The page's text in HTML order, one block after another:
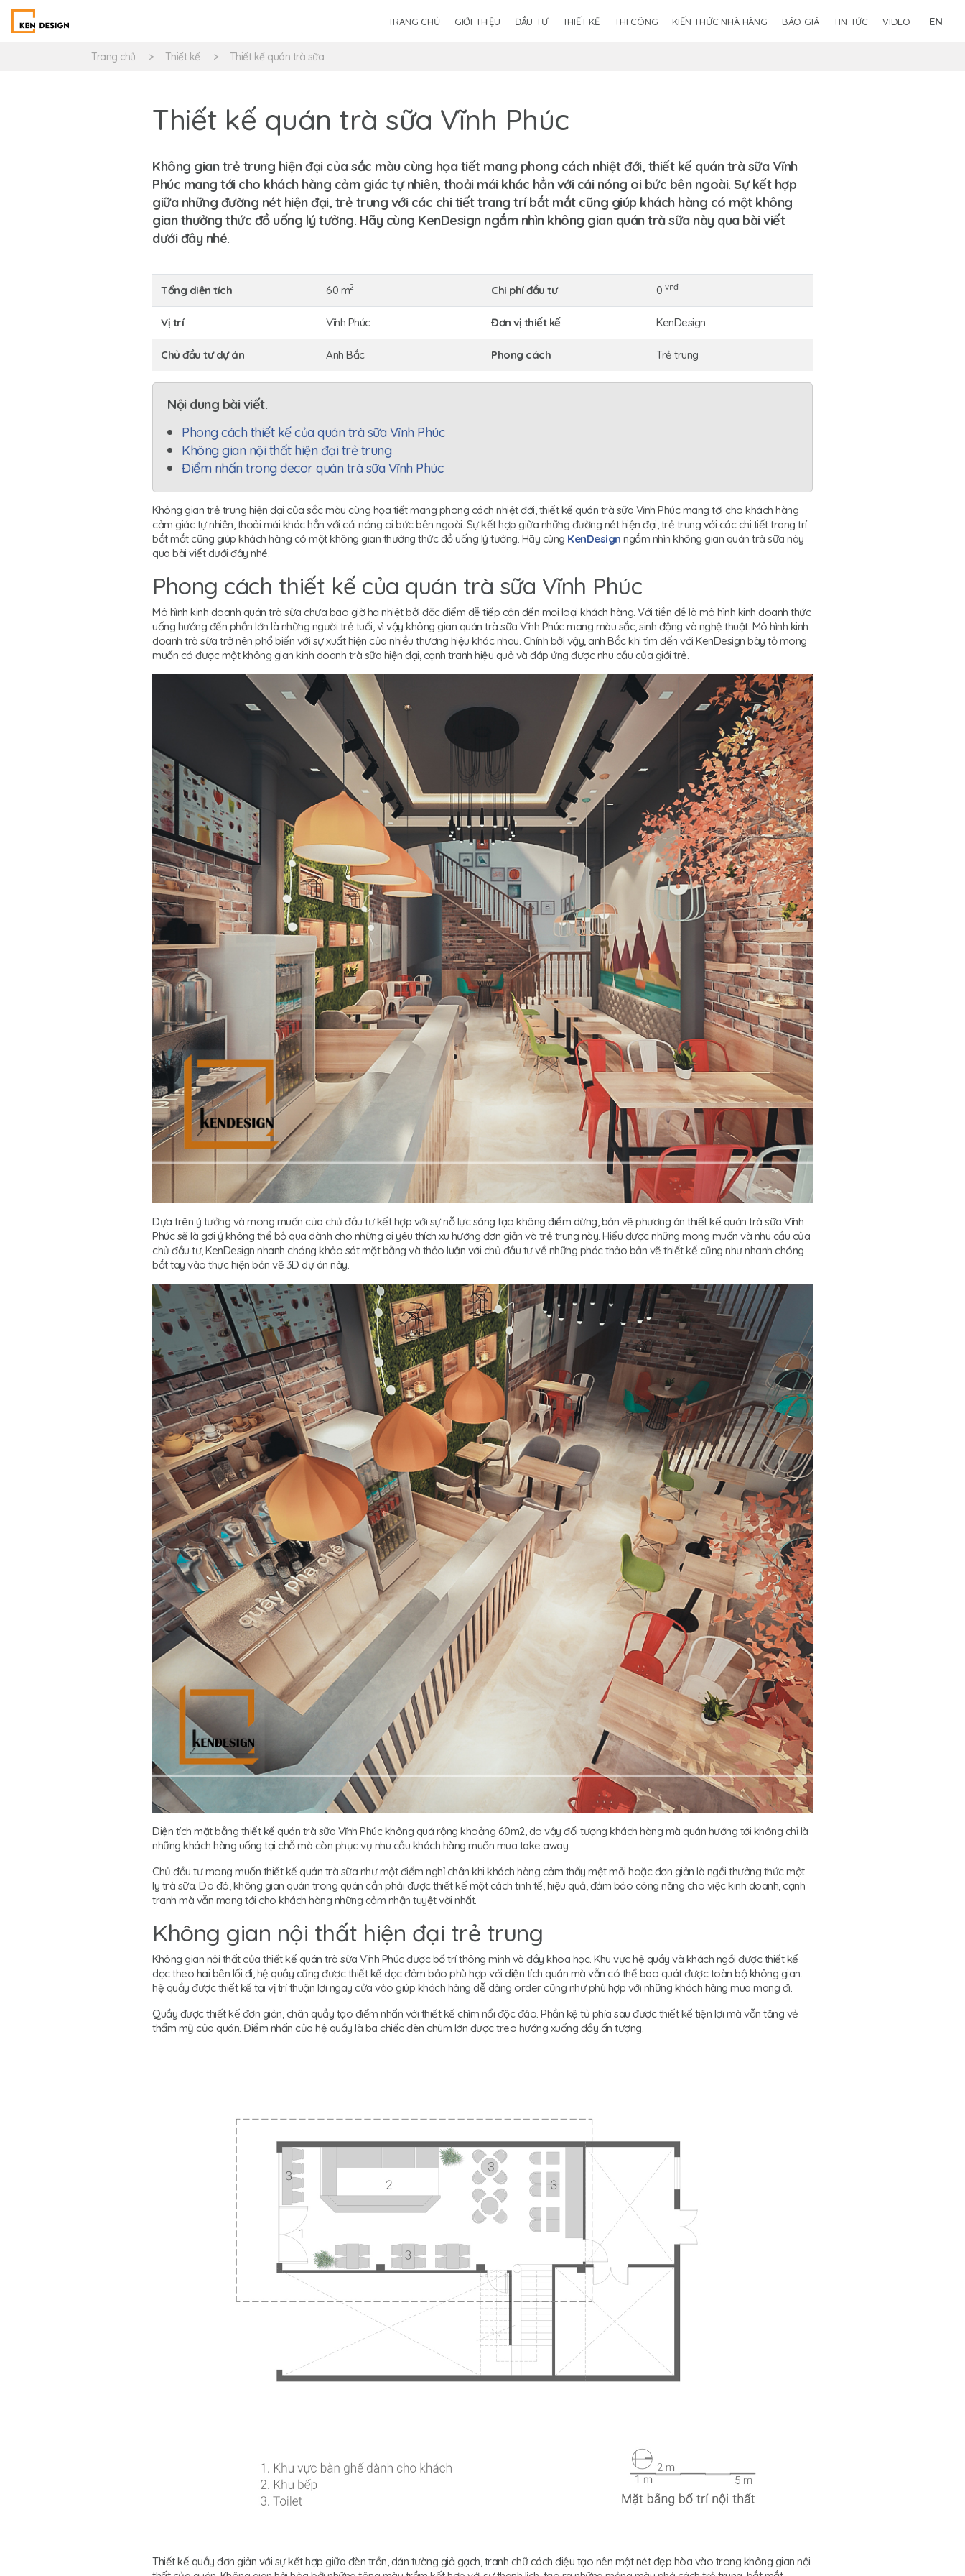
TRANG CHỦ GIỚI THIỆU ĐẦU TƯ THIẾT KẾ THI CÔNG KIẾN THỨC NHÀ HÀNG BÁO GIÁ TIN TỨC VIDEO EN
Trang chủ Thiết kế Thiết kế quán trà sữa
Thiết kế quán trà sữa Vĩnh Phúc
Không gian trẻ trung hiện đại của sắc màu cùng họa tiết mang phong cách nhiệt đới, thiết kế quán trà sữa Vĩnh
Phúc mang tới cho khách hàng cảm giác tự nhiên, thoải mái khác hẳn với cái nóng oi bức bên ngoài. Sự kết hợp
giữa những đường nét hiện đại, trẻ trung với các chi tiết trang trí bắt mắt cũng giúp khách hàng có một không
gian thưởng thức đồ uống lý tưởng. Hãy cùng KenDesign ngắm nhìn không gian quán trà sữa này qua bài viết
dưới đây nhé.
Tổng diện tích 60 m2 Chi phí đầu tư 0 vnđ
Vị trí Vĩnh Phúc Đơn vị thiết kế KenDesign
Chủ đầu tư dự án Anh Bắc Phong cách Trẻ trung
Nội dung bài viết.
Phong cách thiết kế của quán trà sữa Vĩnh Phúc
Không gian nội thất hiện đại trẻ trung
Điểm nhấn trong decor quán trà sữa Vĩnh Phúc
Không gian trẻ trung hiện đại của sắc màu cùng họa tiết mang phong cách nhiệt đới, thiết kế quán trà sữa Vĩnh Phúc mang tới cho khách hàng
cảm giác tự nhiên, thoải mái khác hẳn với cái nóng oi bức bên ngoài. Sự kết hợp giữa những đường nét hiện đại, trẻ trung với các chi tiết trang trí
bắt mắt cũng giúp khách hàng có một không gian thưởng thức đồ uống lý tưởng. Hãy cùng KenDesign ngắm nhìn không gian quán trà sữa này
qua bài viết dưới đây nhé.
Phong cách thiết kế của quán trà sữa Vĩnh Phúc
Mô hình kinh doanh quán trà sữa chưa bao giờ hạ nhiệt bởi đặc điểm dễ tiếp cận đến mọi loại khách hàng. Với tiền đề là mô hình kinh doanh thức
uống hướng đến phần lớn là những người trẻ tuổi, vì vậy không gian quán trà sữa Vĩnh Phúc mang màu sắc, sinh động và nghệ thuật. Mô hình kinh
doanh trà sữa trở nên phổ biến với sự xuất hiện của nhiều thương hiệu khác nhau. Chính bởi vậy, anh Bắc khi tìm đến với KenDesign bày tỏ mong
muốn có được một không gian kinh doanh trà sữa hiện đại, cạnh tranh hiệu quả và đáp ứng được nhu cầu của giới trẻ.
Dựa trên ý tưởng và mong muốn của chủ đầu tư kết hợp với sự nỗ lực sáng tạo không điểm dừng, bản vẽ phương án thiết kế quán trà sữa Vĩnh
Phúc sẽ là gợi ý không thể bỏ qua dành cho những ai yêu thích xu hướng đơn giản và trẻ trung này. Hiểu được những mong muốn và nhu cầu của
chủ đầu tư, KenDesign nhanh chóng khảo sát mặt bằng và thảo luận với chủ đầu tư về những phác thảo bản vẽ thiết kế cũng như nhanh chóng
bắt tay vào thực hiện bản vẽ 3D dự án này.
Diện tích mặt bằng thiết kế quán trà sữa Vĩnh Phúc không quá rộng khoảng 60m2, do vậy đối tượng khách hàng mà quán hướng tới không chỉ là
những khách hàng uống tại chỗ mà còn phục vụ nhu cầu khách hàng muốn mua take away.
Chủ đầu tư mong muốn thiết kế quán trà sữa như một điểm nghỉ chân khi khách hàng cảm thấy mệt mỏi hoặc đơn giản là ngồi thưởng thức một
ly trà sữa. Do đó, không gian quán trong quán cần phải được thiết kế một cách tinh tế, hiệu quả, đảm bảo công năng cho việc kinh doanh, cạnh
tranh mà vẫn mang tới cho khách hàng những cảm nhận tuyệt vời nhất.
Không gian nội thất hiện đại trẻ trung
Không gian nội thất của thiết kế quán trà sữa Vĩnh Phúc được bố trí thông minh và đầy khoa học. Khu vực hệ quầy và khách ngồi được thiết kế
dọc theo hai bên lối đi, hệ quầy cũng được thiết kế dọc đảm bảo phù hợp với diện tích quán mà vẫn có thể bao quát được toàn bộ không gian.
hệ quầy được thiết kế tại vị trí thuận lợi ngay cửa vào giúp khách hàng dễ dàng order cũng như phù hợp với những khách hàng mua mang đi.
Quầy được thiết kế đơn giản, chân quầy tạo điểm nhấn với thiết kế chìm nổi độc đáo. Phần kệ tủ phía sau được thiết kế tiện lợi mà vẫn tăng vẻ
thẩm mỹ của quán. Điểm nhấn của hệ quầy là ba chiếc đèn chùm lớn được treo hướng xuống đầy ấn tượng.
Thiết kế quầy đơn giản với sự kết hợp giữa đèn trần, dán tường giả gạch, tranh chữ cách điệu tạo nên một nét đẹp hòa vào trong không gian nội